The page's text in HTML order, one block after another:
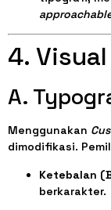
4.
A.
Menggunakan
dimodifikasi.
Ketebalan
berkarakter.